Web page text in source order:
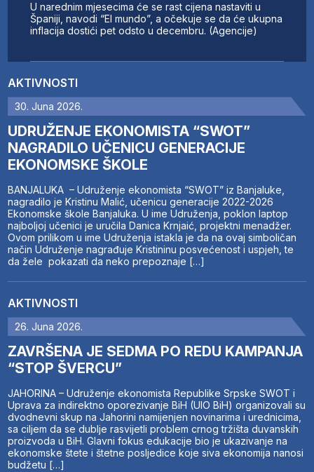
AKTIVNOSTI
30. Juna 2026.
UDRUŽENJE EKONOMISTA “SWOT”
NAGRADILO UČENICU GENERACIJE
EKONOMSKE ŠKOLE
BANJALUKA – Udruženje ekonomista “SWOT” iz Banjaluke,
nagradilo je Kristinu Malić, učenicu generacije 2022-2026
Ekonomske škole Banjaluka. U ime Udruženja, poklon laptop
najboljoj učenici je uručila Danica Krnjaić, projektni menadžer.
Ovom prilikom u ime Udruženja istakla je da na ovaj simboličan
način Udruženje nagrađuje Kristininu posvećenost i uspjeh, te
da žele pokazati da neko prepoznaje […]
AKTIVNOSTI
26. Juna 2026.
ZAVRŠENA JE SEDMA PO REDU KAMPANJA
“STOP ŠVERCU”
JAHORINA – Udruženje ekonomista Republike Srpske SWOT i
Uprava za indirektno oporezivanje BiH (UIO BiH) organizovali su
dvodnevni skup na Jahorini namijenjen novinarima i urednicima,
sa ciljem da se dublje rasvijetli problem crnog tržišta duvanskih
proizvoda u BiH. Glavni fokus edukacije bio je ukazivanje na
ekonomske štete i štetne posljedice koje siva ekonomija nanosi
budžetu […]
U narednim mjesecima će se rast cijena nastaviti u
Španiji, navodi “El mundo”, a očekuje se da će ukupna
inflacija dostići pet odsto u decembru. (Agencije)